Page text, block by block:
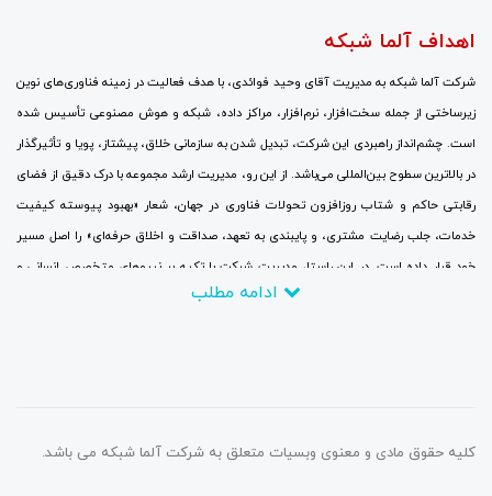
اهداف آلما شبکه
شرکت آلما شبکه به مدیریت آقای وحید فوائدی، با هدف فعالیت در زمینه فناوری‌های نوین
زیرساختی از جمله سخت‌افزار، نرم‌افزار، مراکز داده، شبکه و هوش مصنوعی تأسیس شده
است. چشم‌انداز راهبردی این شرکت، تبدیل شدن به سازمانی خلاق، پیشتاز، پویا و تأثیرگذار
در بالاترین سطوح بین‌المللی می‌باشد. از این رو، مدیریت ارشد مجموعه با درک دقیق از فضای
رقابتی حاکم و شتاب روزافزون تحولات فناوری در جهان، شعار «بهبود پیوسته کیفیت
خدمات، جلب رضایت مشتری، و پایبندی به تعهد، صداقت و اخلاق حرفه‌ای» را اصل مسیر
خود قرار داده است. در این راستا، مدیریت شرکت با تکیه بر نیروهای متخصص انسانی و
سرمایه‌گذاری مالی گسترده، جایگزینی نگرش‌های نوین به جای رویکردهای سنتی، برقراری
فناوری اطلاعات تبدیل گردد.
کلیه حقوق مادی و معنوی وبسیات متعلق به شرکت آلما شبکه می باشد.